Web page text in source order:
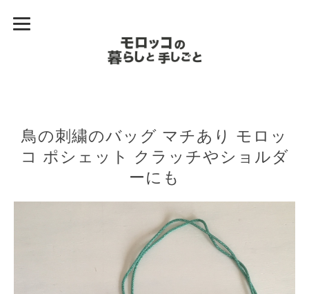
鳥の刺繍のバッグ マチあり モロッ
コ ポシェット クラッチやショルダ
ーにも